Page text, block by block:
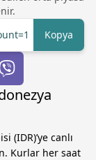
Kopya
(IDR)’ye canlı
Kurlar her saat